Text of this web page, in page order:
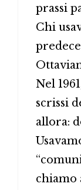
prassi
Chi
Nel
scrissi
allora:
chiamo